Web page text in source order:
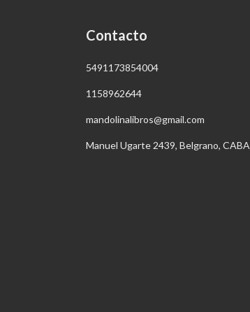
Contacto
5491173854004
1158962644
mandolinalibros@gmail.com
Manuel Ugarte 2439, Belgrano, CABA